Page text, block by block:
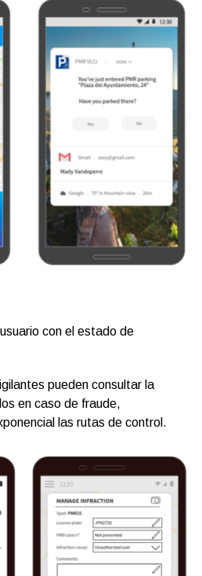
con el estado de
pueden consultar la
en caso de fraude,
las rutas de control.